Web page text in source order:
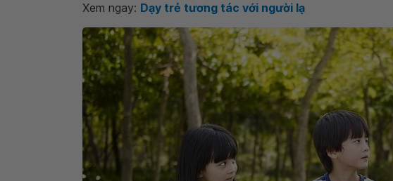
Xem ngay: Dạy trẻ tương tác với người lạ